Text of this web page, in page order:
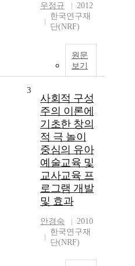
우정규
2012
한국연구재
단(NRF)
원문
보기
3
사회적 구성
주의 이론에
기초한 창의
적 극 놀이
중심의 유아
예술교육 및
교사교육 프
로그램 개발
및 효과
안경숙
2010
한국연구재
단(NRF)